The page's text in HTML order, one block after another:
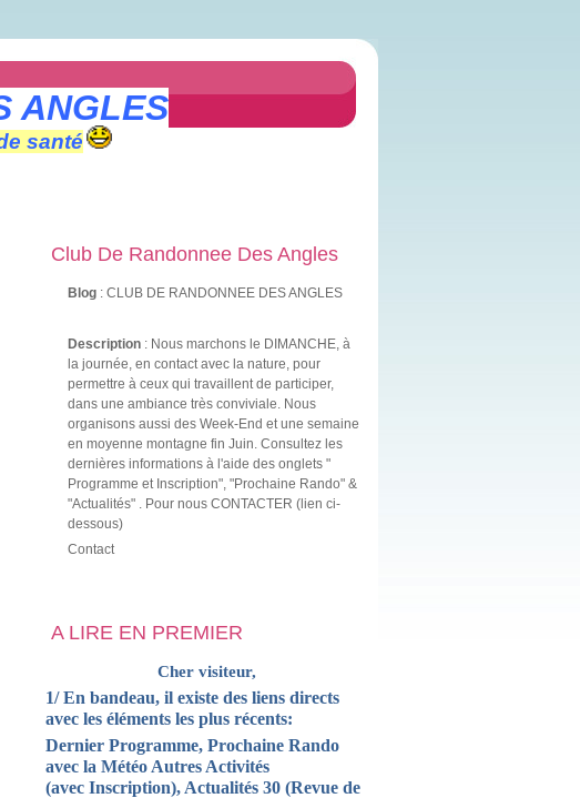
ANGLES
santé
Club De Randonnee Des Angles
Blog : CLUB DE RANDONNEE DES ANGLES
Description : Nous marchons le DIMANCHE, à
la journée, en contact avec la nature, pour
permettre à ceux qui travaillent de participer,
dans une ambiance très conviviale. Nous
organisons aussi des Week-End et une semaine
en moyenne montagne fin Juin. Consultez les
dernières informations à l'aide des onglets "
Programme et Inscription", "Prochaine Rando" &
"Actualités" . Pour nous CONTACTER (lien ci-
dessous)
Contact
A LIRE EN PREMIER
Cher visiteur,
1/ En bandeau, il existe des liens directs
avec les éléments les plus récents:
Dernier Programme, Prochaine Rando
avec la Météo Autres Activités
(avec Inscription), Actualités 30 (Revue de